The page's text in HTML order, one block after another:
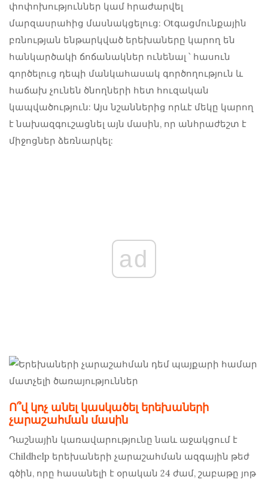
փոփոխություններ կամ հրաժարվել
մարզասրահից մասնակցելուց: Otգացմունքային
բռնության ենթարկված երեխաները կարող են
հանկարծակի ճոճանակներ ունենալ ՝ հասուն
գործելուց դեպի մանկահասակ գործողություն և
հաճախ չունեն ծնողների հետ հուզական
կապվածություն: Այս նշաններից որևէ մեկը կարող
է նախազգուշացնել այն մասին, որ անհրաժեշտ է
միջոցներ ձեռնարկել:
ad
Ո՞վ կոչ անել կասկածել երեխաների
չարաշահման մասին
Դաշնային կառավարությունը նաև աջակցում է
Childhelp երեխաների չարաշահման ազգային թեժ
գծին, որը հասանելի է օրական 24 ժամ, շաբաթը յոթ